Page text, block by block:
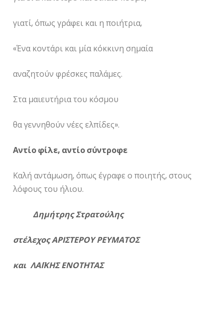
γιατί, όπως γράφει και η ποιήτρια,
«Ένα κοντάρι και μία κόκκινη σημαία
αναζητούν φρέσκες παλάμες.
Στα μαιευτήρια του κόσμου
θα γεννηθούν νέες ελπίδες».
Αντίο φίλε, αντίο σύντροφε
Καλή αντάμωση, όπως έγραφε ο ποιητής, στους
λόφους του ήλιου.
Δημήτρης Στρατούλης
στέλεχος ΑΡΙΣΤΕΡΟΥ ΡΕΥΜΑΤΟΣ
και ΛΑΪΚΗΣ ΕΝΟΤΗΤΑΣ